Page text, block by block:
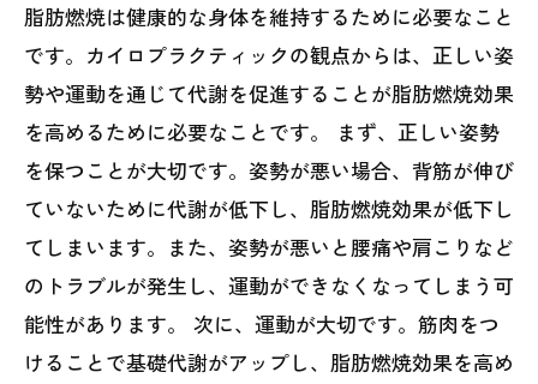
脂肪燃焼は健康的な身体を維持するために必要なこと
です。カイロプラクティックの観点からは、正しい姿
勢や運動を通じて代謝を促進することが脂肪燃焼効果
を高めるために必要なことです。 まず、正しい姿勢
を保つことが大切です。姿勢が悪い場合、背筋が伸び
ていないために代謝が低下し、脂肪燃焼効果が低下し
てしまいます。また、姿勢が悪いと腰痛や肩こりなど
のトラブルが発生し、運動ができなくなってしまう可
能性があります。 次に、運動が大切です。筋肉をつ
けることで基礎代謝がアップし、脂肪燃焼効果を高め